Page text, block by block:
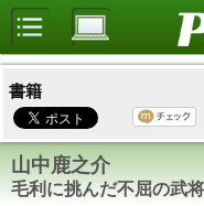
書籍
山中鹿之介
毛利に挑んだ不屈の武将